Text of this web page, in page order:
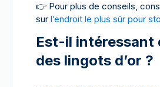
👉 Pour plus de conseils,
sur l’endroit le plus sûr pour
Est-il intéressant
des lingots d’or ?